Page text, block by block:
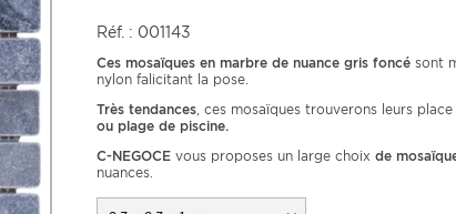
Réf. : 001143
Ces mosaïques en marbre de nuance gris foncé sont
nylon falicitant la pose.
Très tendances, ces mosaïques trouverons leurs place
ou plage de piscine.
C-NEGOCE vous proposes un large choix de
nuances.